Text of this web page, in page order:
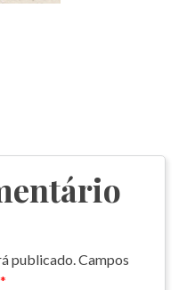
publicado.Campos
*